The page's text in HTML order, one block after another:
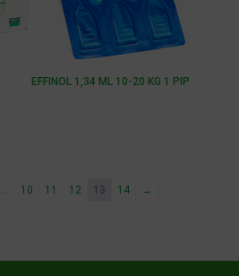
EFFINOL 1,34 ML 10-20 KG 1 PIP
… 10 11 12 13 14 →